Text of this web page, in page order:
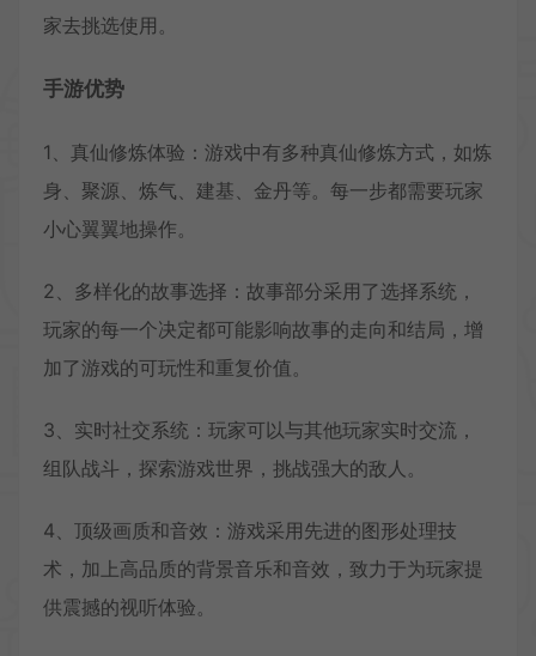
家去挑选使用。
手游优势
1、真仙修炼体验：游戏中有多种真仙修炼方式，如炼
身、聚源、炼气、建基、金丹等。每一步都需要玩家
小心翼翼地操作。
2、多样化的故事选择：故事部分采用了选择系统，
玩家的每一个决定都可能影响故事的走向和结局，增
加了游戏的可玩性和重复价值。
3、实时社交系统：玩家可以与其他玩家实时交流，
组队战斗，探索游戏世界，挑战强大的敌人。
4、顶级画质和音效：游戏采用先进的图形处理技
术，加上高品质的背景音乐和音效，致力于为玩家提
供震撼的视听体验。